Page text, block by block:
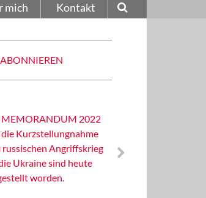
mich Kontakt
ABONNIEREN
MEMORANDUM 2022
Kurzstellungnahme
russischen Angriffskrieg
Ukraine sind heute
worden.